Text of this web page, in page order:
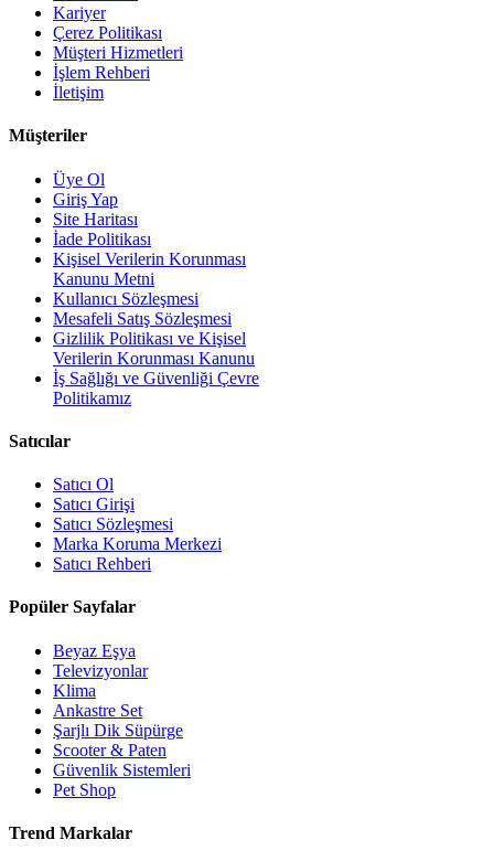
Kariyer
Çerez Politikası
Müşteri Hizmetleri
İşlem Rehberi
İletişim
Müşteriler
Üye Ol
Giriş Yap
Site Haritası
İade Politikası
Kişisel Verilerin Korunması
Kanunu Metni
Kullanıcı Sözleşmesi
Mesafeli Satış Sözleşmesi
Gizlilik Politikası ve Kişisel
Verilerin Korunması Kanunu
İş Sağlığı ve Güvenliği Çevre
Politikamız
Satıcılar
Satıcı Ol
Satıcı Girişi
Satıcı Sözleşmesi
Marka Koruma Merkezi
Satıcı Rehberi
Popüler Sayfalar
Beyaz Eşya
Televizyonlar
Klima
Ankastre Set
Şarjlı Dik Süpürge
Scooter & Paten
Güvenlik Sistemleri
Pet Shop
Trend Markalar